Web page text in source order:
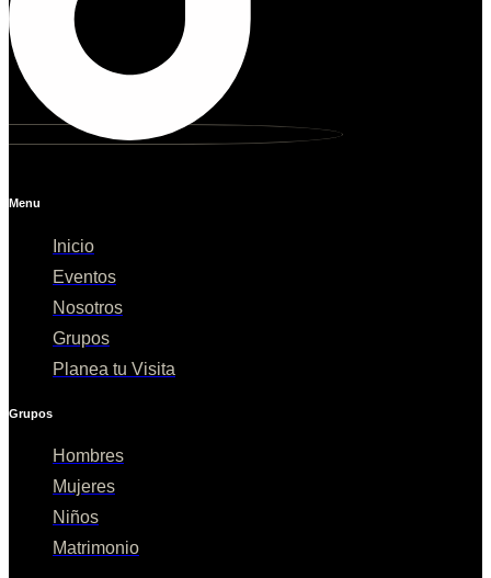
Menu
Inicio
Eventos
Nosotros
Grupos
Planea tu Visita
Grupos
Hombres
Mujeres
Niños
Matrimonio